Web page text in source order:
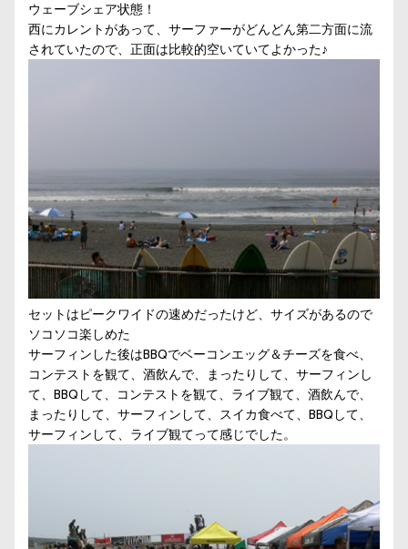
ウェーブシェア状態！
西にカレントがあって、サーファーがどんどん第二方面に流
されていたので、正面は比較的空いていてよかった♪
セットはピークワイドの速めだったけど、サイズがあるので
ソコソコ楽しめた
サーフィンした後はBBQでベーコンエッグ＆チーズを食べ、
コンテストを観て、酒飲んで、まったりして、サーフィンし
て、BBQして、コンテストを観て、ライブ観て、酒飲んで、
まったりして、サーフィンして、スイカ食べて、BBQして、
サーフィンして、ライブ観てって感じでした。